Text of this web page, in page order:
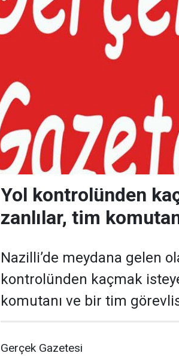
Yol kontrolünden
zanlılar, tim
Nazilli’de meydana gelen
kontrolünden kaçmak
komutanı ve bir tim
Gerçek Gazetesi